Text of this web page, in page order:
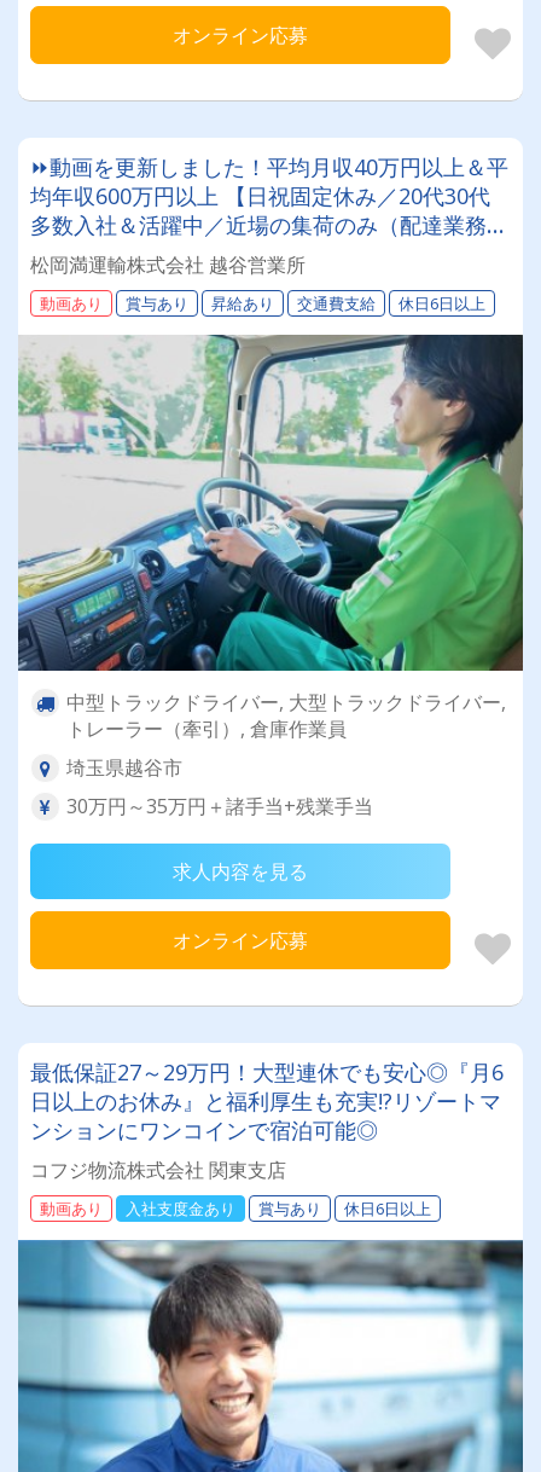
オンライン応募
⏩動画を更新しました！平均月収40万円以上＆平
均年収600万円以上 【日祝固定休み／20代30代
多数入社＆活躍中／近場の集荷のみ（配達業務無
し）】【100周年に向けて】おかげさまで設立77
周年1000人規模の会社で一緒に働きませんか?!ま
つおかまんの未来を担うドライバー積極採用中！
松岡満運輸株式会社 越谷営業所
動画あり 賞与あり 昇給あり 交通費支給 休日6日以上
中型トラックドライバー, 大型トラックドライバー,
トレーラー（牽引）, 倉庫作業員
埼玉県越谷市
30万円～35万円＋諸手当+残業手当
求人内容を見る
オンライン応募
最低保証27～29万円！大型連休でも安心◎『月6
日以上のお休み』と福利厚生も充実!?リゾートマ
ンションにワンコインで宿泊可能◎
コフジ物流株式会社 関東支店
動画あり 入社支度金あり 賞与あり 休日6日以上